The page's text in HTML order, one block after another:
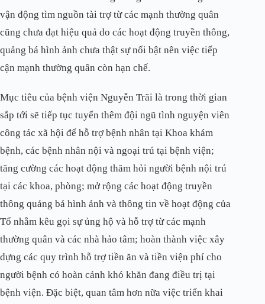
vận động tìm nguồn tài trợ từ các mạnh thường quân
cũng chưa đạt hiệu quả do các hoạt động truyền thông,
quảng bá hình ảnh chưa thật sự nổi bật nên việc tiếp
cận mạnh thường quân còn hạn chế.
Mục tiêu của bệnh viện Nguyễn Trãi là trong thời gian
sắp tới sẽ tiếp tục tuyển thêm đội ngũ tình nguyện viên
công tác xã hội để hỗ trợ bệnh nhân tại Khoa khám
bệnh, các bệnh nhân nội và ngoại trú tại bệnh viện;
tăng cường các hoạt động thăm hỏi người bệnh nội trú
tại các khoa, phòng; mở rộng các hoạt động truyền
thông quảng bá hình ảnh và thông tin về hoạt động của
Tổ nhằm kêu gọi sự ủng hộ và hỗ trợ từ các mạnh
thường quân và các nhà hảo tâm; hoàn thành việc xây
dựng các quy trình hỗ trợ tiền ăn và tiền viện phí cho
người bệnh có hoàn cảnh khó khăn đang điều trị tại
bệnh viện. Đặc biệt, quan tâm hơn nữa việc triển khai